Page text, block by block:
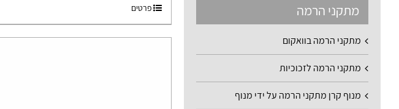
פרטים מתקני הרמה
מתקני הרמה בוואקום
מתקני הרמה לזכוכיות
מנוף קרן מתקני הרמה על ידי מנוף